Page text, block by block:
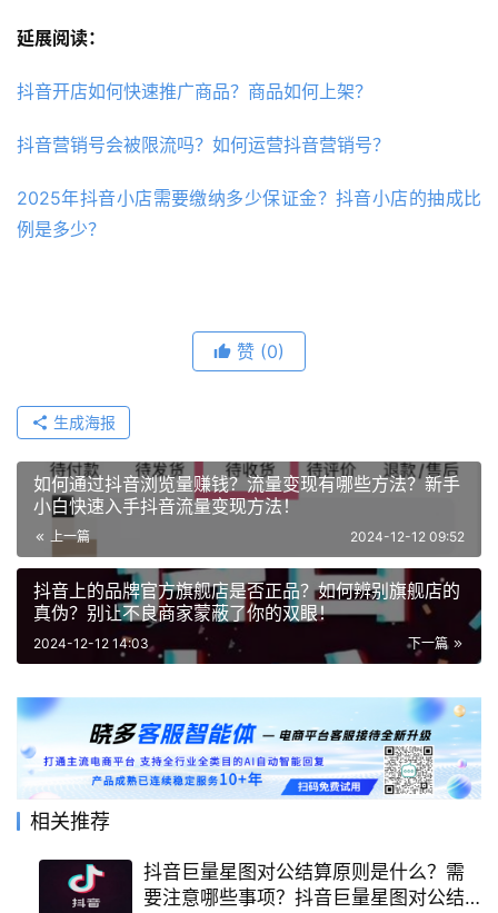
延展阅读：
抖音开店如何快速推广商品？商品如何上架？
抖音营销号会被限流吗？如何运营抖音营销号？
2025年抖音小店需要缴纳多少保证金？抖音小店的抽成比
例是多少？
赞 (0)
生成海报
如何通过抖音浏览量赚钱？流量变现有哪些方法？新手
小白快速入手抖音流量变现方法！
上一篇 2024-12-12 09:52
抖音上的品牌官方旗舰店是否正品？如何辨别旗舰店的
真伪？别让不良商家蒙蔽了你的双眼！
下一篇
2024-12-12 14:03
相关推荐
抖音巨量星图对公结算原则是什么？需
要注意哪些事项？抖音巨量星图对公结